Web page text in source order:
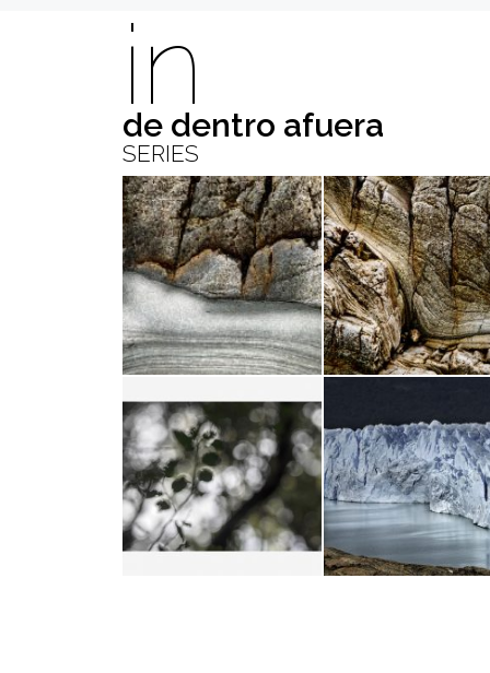
in
de dentro afuera
SERIES